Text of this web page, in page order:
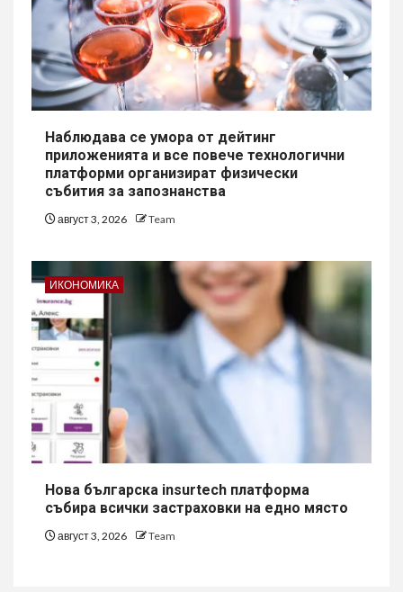
Наблюдава се умора от дейтинг
приложенията и все повече технологични
платформи организират физически
събития за запознанства
август 3, 2026 Team
ИКОНОМИКА
Нова българска insurtech платформа
събира всички застраховки на едно място
август 3, 2026 Team